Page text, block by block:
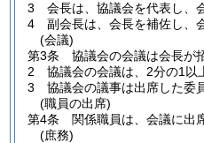
3
会長は、協議会を代表し、
4
副会長は、会長を補佐し、
(会議)
第3条
協議会の会議は会長が
2
協議会の会議は、2分の1以
3
協議会の議事は出席した委
(職員の出席)
第4条
関係職員は、会議に出
(庶務)